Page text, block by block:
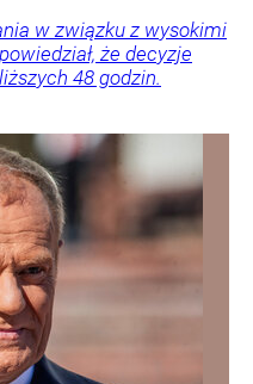
w związku z wysokimi
że decyzje
48 godzin.